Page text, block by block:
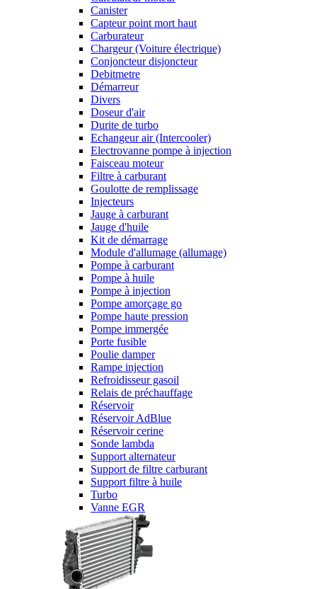
Canister
Capteur point mort haut
Carburateur
Chargeur (Voiture électrique)
Conjoncteur disjoncteur
Debitmetre
Démarreur
Divers
Doseur d'air
Durite de turbo
Echangeur air (Intercooler)
Electrovanne pompe à injection
Faisceau moteur
Filtre à carburant
Goulotte de remplissage
Injecteurs
Jauge à carburant
Jauge d'huile
Kit de démarrage
Module d'allumage (allumage)
Pompe à carburant
Pompe à huile
Pompe à injection
Pompe amorçage go
Pompe haute pression
Pompe immergée
Porte fusible
Poulie damper
Rampe injection
Refroidisseur gasoil
Relais de préchauffage
Réservoir
Réservoir AdBlue
Réservoir cerine
Sonde lambda
Support alternateur
Support de filtre carburant
Support filtre à huile
Turbo
Vanne EGR